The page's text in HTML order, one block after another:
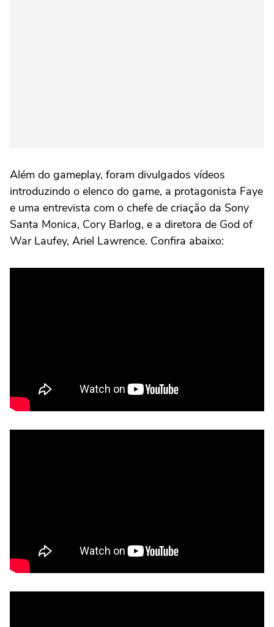
Além do gameplay, foram divulgados vídeos
introduzindo o elenco do game, a protagonista Faye
e uma entrevista com o chefe de criação da Sony
Santa Monica, Cory Barlog, e a diretora de God of
War Laufey, Ariel Lawrence. Confira abaixo: